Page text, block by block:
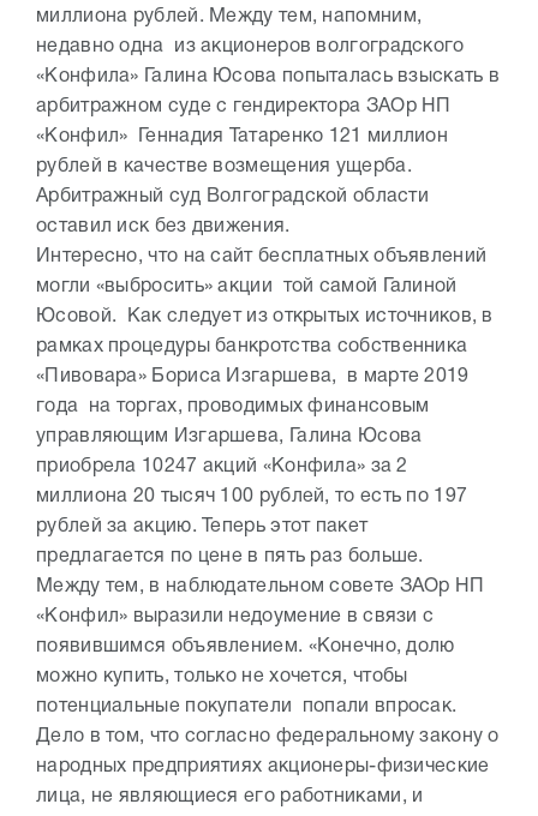
миллиона рублей. Между тем, напомним,
недавно одна из акционеров волгоградского
«Конфила» Галина Юсова попыталась взыскать в
арбитражном суде с гендиректора ЗАОр НП
«Конфил» Геннадия Татаренко 121 миллион
рублей в качестве возмещения ущерба.
Арбитражный суд Волгоградской области
оставил иск без движения.
Интересно, что на сайт бесплатных объявлений
могли «выбросить» акции той самой Галиной
Юсовой. Как следует из открытых источников, в
рамках процедуры банкротства собственника
«Пивовара» Бориса Изгаршева, в марте 2019
года на торгах, проводимых финансовым
управляющим Изгаршева, Галина Юсова
приобрела 10247 акций «Конфила» за 2
миллиона 20 тысяч 100 рублей, то есть по 197
рублей за акцию. Теперь этот пакет
предлагается по цене в пять раз больше.
Между тем, в наблюдательном совете ЗАОр НП
«Конфил» выразили недоумение в связи с
появившимся объявлением. «Конечно, долю
можно купить, только не хочется, чтобы
потенциальные покупатели попали впросак.
Дело в том, что согласно федеральному закону о
народных предприятиях акционеры-физические
лица, не являющиеся его работниками, и